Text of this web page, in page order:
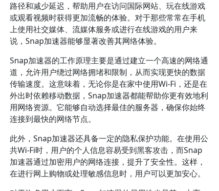
路径和减少延迟，帮助用户在访问国际网站、玩在线游戏
或观看视频时获得更加流畅的体验。对于那些常常在手机
上使用社交媒体、流媒体服务或进行在线游戏的用户来
说，Snap加速器能够显著改善其网络体验。
Snap加速器的工作原理主要是通过建立一个高速的网络通
道，允许用户绕过网络拥堵和限制，从而实现更快的数据
传输速度。这意味着，无论你是在家中使用Wi-Fi，还是在
外出时依赖移动数据，Snap加速器都能帮助你更有效地利
用网络资源。它能够自动选择最佳的服务器，确保你始终
连接到最快的网络节点。
此外，Snap加速器还具备一定的隐私保护功能。在使用公
共Wi-Fi时，用户的个人信息容易受到黑客攻击，而Snap
加速器通过加密用户的网络连接，提升了安全性。这样，
在进行网上购物或处理敏感信息时，用户可以更加安心。